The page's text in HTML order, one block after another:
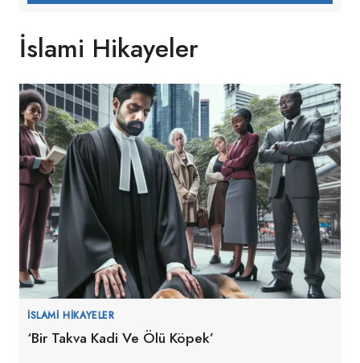
İslami Hikayeler
İSLAMI HIKAYELER
‘Bir Takva Kadi Ve Ölü Köpek’